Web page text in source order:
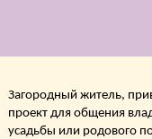
Загородный житель,
проект для общения
усадьбы или родового